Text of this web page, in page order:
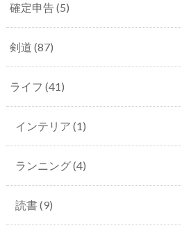
確定申告(5)
剣道 (87)
ライフ (41)
インテリア (1)
ランニング(4)
読書(9)